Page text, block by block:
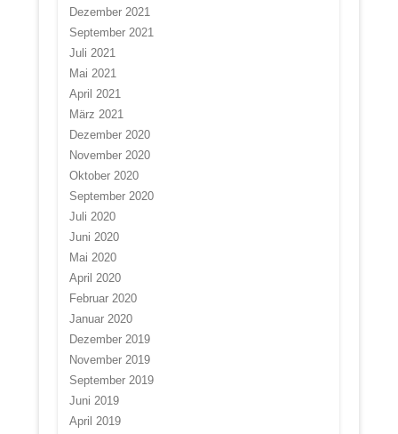
Dezember 2021
September 2021
Juli 2021
Mai 2021
April 2021
März 2021
Dezember 2020
November 2020
Oktober 2020
September 2020
Juli 2020
Juni 2020
Mai 2020
April 2020
Februar 2020
Januar 2020
Dezember 2019
November 2019
September 2019
Juni 2019
April 2019